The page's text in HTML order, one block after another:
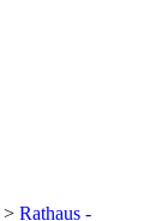
> Rathaus -